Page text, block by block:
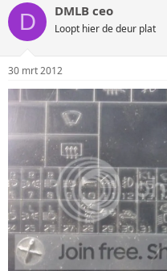
D DMLB ceo
Loopt hier de deur plat
30 mrt 2012